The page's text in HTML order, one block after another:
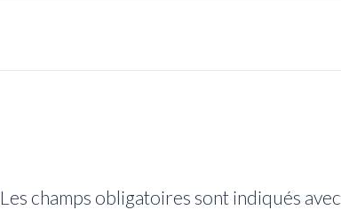
Les champs obligatoires sont indiqués avec